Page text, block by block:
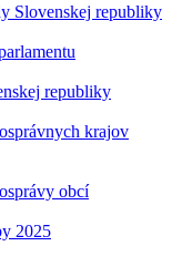
Slovenskej republiky
republiky
krajov
obcí
2025